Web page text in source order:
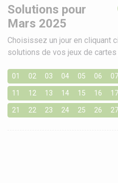
Solutions pour
Mars 2025
Choisissez un jour en cliquant
solutions de vos jeux de
01 02 03 04 05 06 07
11 12 13 14 15 16 17
21 22 23 24 25 26 27